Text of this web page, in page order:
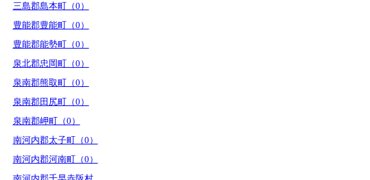
三島郡島本町（0）
豊能郡豊能町（0）
豊能郡能勢町（0）
泉北郡忠岡町（0）
泉南郡熊取町（0）
泉南郡田尻町（0）
泉南郡岬町（0）
南河内郡太子町（0）
南河内郡河南町（0）